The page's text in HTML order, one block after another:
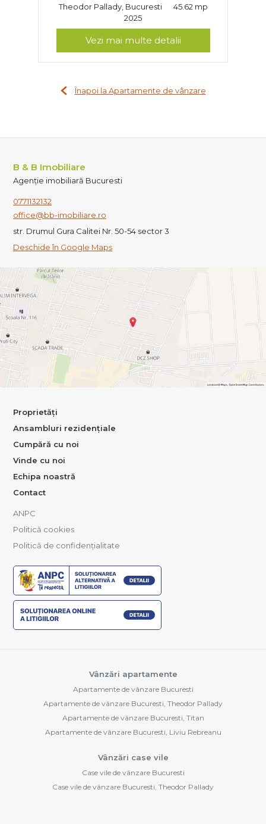
Theodor Pallady, Bucuresti
45.62 mp
2025
Vezi mai multe detalii
Înapoi la Apartamente de vânzare
B & B Imobiliare
Agenție imobiliară Bucuresti
0771132132
office@bb-imobiliare.ro
str. Drumul Gura Calitei Nr. 50-54 sector 3
Deschide în Google Maps
Proprietăți
Ansambluri rezidențiale
Cumpără cu noi
Vinde cu noi
Echipa noastră
Contact
ANPC
Politică cookies
Politică de confidențialitate
Vânzări apartamente
Apartamente de vânzare Bucuresti
Apartamente de vânzare Bucuresti, Theodor Pallady
Apartamente de vânzare Bucuresti, Titan
Apartamente de vânzare Bucuresti, Liviu Rebreanu
Vânzări case vile
Case vile de vânzare Bucuresti
Case vile de vânzare Bucuresti, Theodor Pallady